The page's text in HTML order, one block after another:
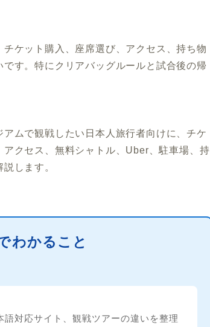
ケット購入、座席選び、アクセス、持ち物
です。特に クリアバッグルールと 試合後の帰
ムで観戦したい日本人旅行者向けに、チケ
クセス、無料シャトル、Uber、駐車場、持
します。
わかること
対応サイト、観戦ツアーの違いを整理